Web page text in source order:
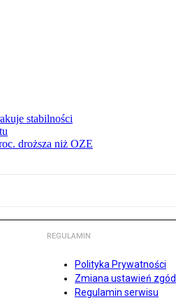
stabilności
droższa niż OZE
REGULAMIN
Polityka Prywatności
Zmiana ustawień zgód
Regulamin serwisu